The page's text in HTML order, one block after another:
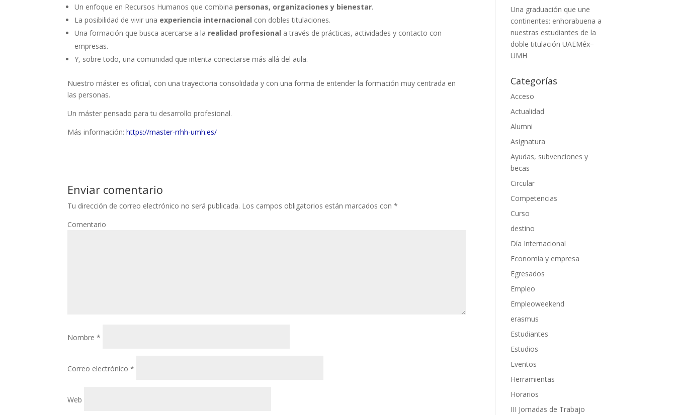
Un enfoque en Recursos Humanos que combina personas, organizaciones y bienestar.
La posibilidad de vivir una experiencia internacional con dobles titulaciones.
Una formación que busca acercarse a la realidad profesional a través de prácticas, actividades y contacto con
empresas.
Y, sobre todo, una comunidad que intenta conectarse más allá del aula.
Nuestro máster es oficial, con una trayectoria consolidada y con una forma de entender la formación muy centrada en
las personas.
Un máster pensado para tu desarrollo profesional.
Más información:https://master-rrhh-umh.es/
Enviar comentario
Tu dirección de correo electrónico no será publicada. Los campos obligatorios están marcados con*
Comentario
Nombre*
Correo electrónico*
Web
Una graduación que une
continentes: enhorabuena a
nuestras estudiantes de la
doble titulación UAEMéx–
UMH
Categorías
Acceso
Actualidad
Alumni
Asignatura
Ayudas, subvenciones y
becas
Circular
Competencias
Curso
destino
Día Internacional
Economía y empresa
Egresados
Empleo
Empleoweekend
erasmus
Estudiantes
Estudios
Eventos
Herramientas
Horarios
III Jornadas de Trabajo